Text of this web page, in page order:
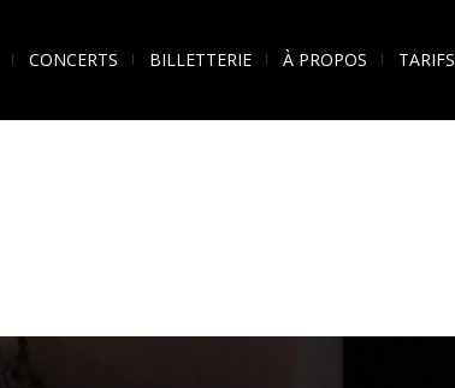
CONCERTS BILLETTERIE À PROPOS TARIFS